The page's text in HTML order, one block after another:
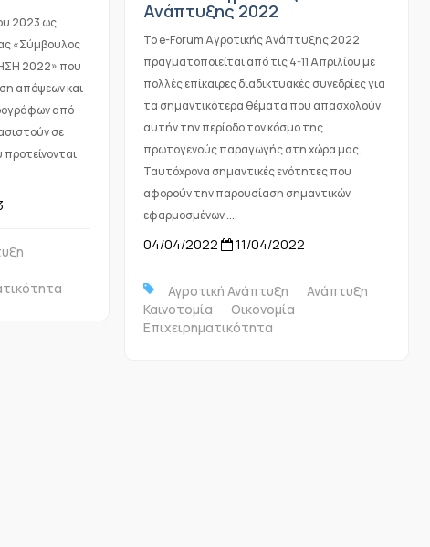
2023 ως
«Σύμβουλος
2022» που
απόψεων και
από
σε
προτείνονται
Ανάπτυξης 2022
Το e-Forum Αγροτικής Ανάπτυξης 2022
πραγματοποιείται από τις 4-11 Απριλίου με
πολλές επίκαιρες διαδικτυακές συνεδρίες για
τα σημαντικότερα θέματα που απασχολούν
αυτήν την περίοδο τον κόσμο της
πρωτογενούς παραγωγής στη χώρα μας.
Ταυτόχρονα σημαντικές ενότητες που
αφορούν την παρουσίαση σημαντικών
εφαρμοσμένων ....
04/04/2022 11/04/2022
Αγροτική Ανάπτυξη
Ανάπτυξη
Καινοτομία
Οικονομία
Επιχειρηματικότητα